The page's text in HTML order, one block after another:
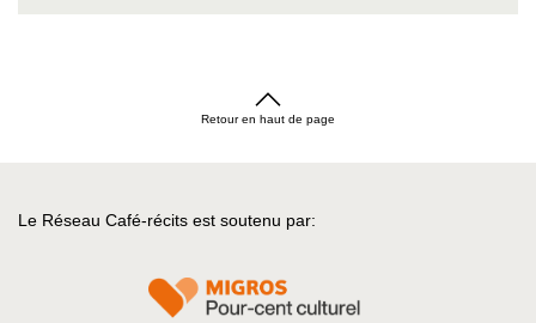
Retour en haut de page
Le Réseau Café-récits est soutenu par: